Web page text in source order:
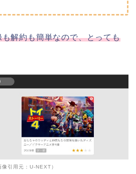
解約も簡単なので、とっても
像引用元：U-NEXT）